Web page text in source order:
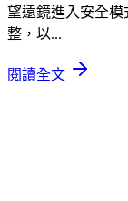
望遠鏡進入安全模
整，以...
閱讀全文